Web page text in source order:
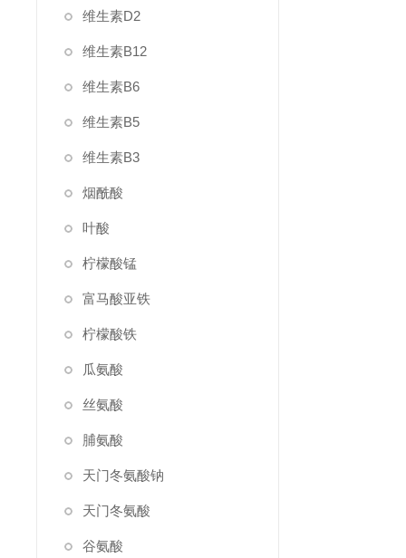
维生素D2
维生素B12
维生素B6
维生素B5
维生素B3
烟酰酸
叶酸
柠檬酸锰
富马酸亚铁
柠檬酸铁
瓜氨酸
丝氨酸
脯氨酸
天门冬氨酸钠
天门冬氨酸
谷氨酸